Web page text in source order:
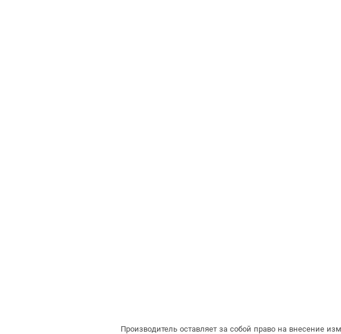
Производитель оставляет за собой право на внесение